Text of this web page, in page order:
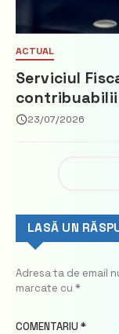
ACTUAL
Serviciul
privind
23/07/2026
LASĂ UN
Adresa ta de email
marcate cu *
COMENTARIU *